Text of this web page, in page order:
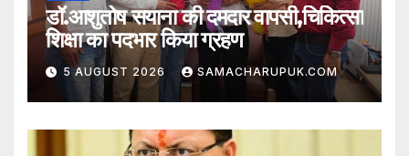
डॉ.आशुतोष सयाना की दमदार वापसी,चिकित्सा
शिक्षा का पदभार किया ग्रहण
5 AUGUST 2026 SAMACHARUPUK.COM